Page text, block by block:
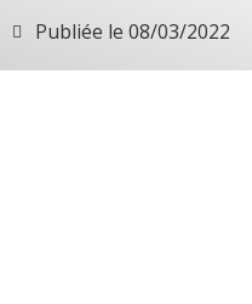
Publiée le 08/03/2022